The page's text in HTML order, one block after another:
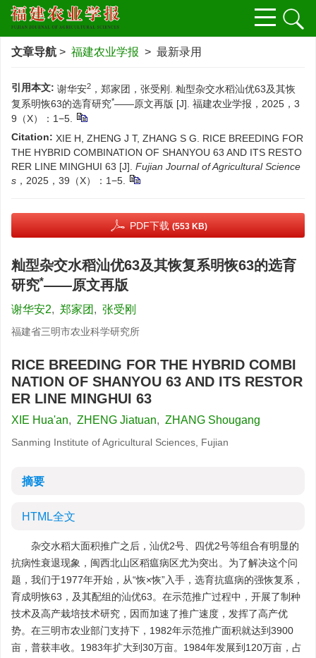
文章导航 > 福建农业学报 > 最新录用
引用本文: 谢华安2 ，郑家团，张受刚. 籼型杂交水稻汕优63及其恢
复系明恢63的选育研究*——原文再版 [J]. 福建农业学报，2025，3
9（X）：1−5.
Citation: XIE H, ZHENG J T, ZHANG S G. RICE BREEDING FOR
THE HYBRID COMBINATION OF SHANYOU 63 AND ITS RESTO
RER LINE MINGHUI 63 [J]. Fujian Journal of Agricultural Science
s ，2025，39（X）：1−5.
PDF下载 (553 KB)
籼型杂交水稻汕优63及其恢复系明恢63的选育
研究*——原文再版
谢华安2, 郑家团 , 张受刚
福建省三明市农业科学研究所
RICE BREEDING FOR THE HYBRID COMBI
NATION OF SHANYOU 63 AND ITS RESTOR
ER LINE MINGHUI 63
XIE Hua'an, ZHENG Jiatuan, ZHANG Shougang
Sanming Institute of Agricultural Sciences, Fujian
摘要
HTML全文
杂交水稻大面积推广之后，汕优2号、四优2号等组合有明显的
抗病性衰退现象，闽西北山区稻瘟病区尤为突出。为了解决这个问
题，我们于1977年开始，从“恢×恢”入手，选育抗瘟病的强恢复系，
育成明恢63，及其配组的汕优63。在示范推广过程中，开展了制种
技术及高产栽培技术研究，因而加速了推广速度，发挥了高产优
势。在三明市农业部门支持下，1982年示范推广面积就达到3900
亩，普获丰收。1983年扩大到30万亩。1984年发展到120万亩，占